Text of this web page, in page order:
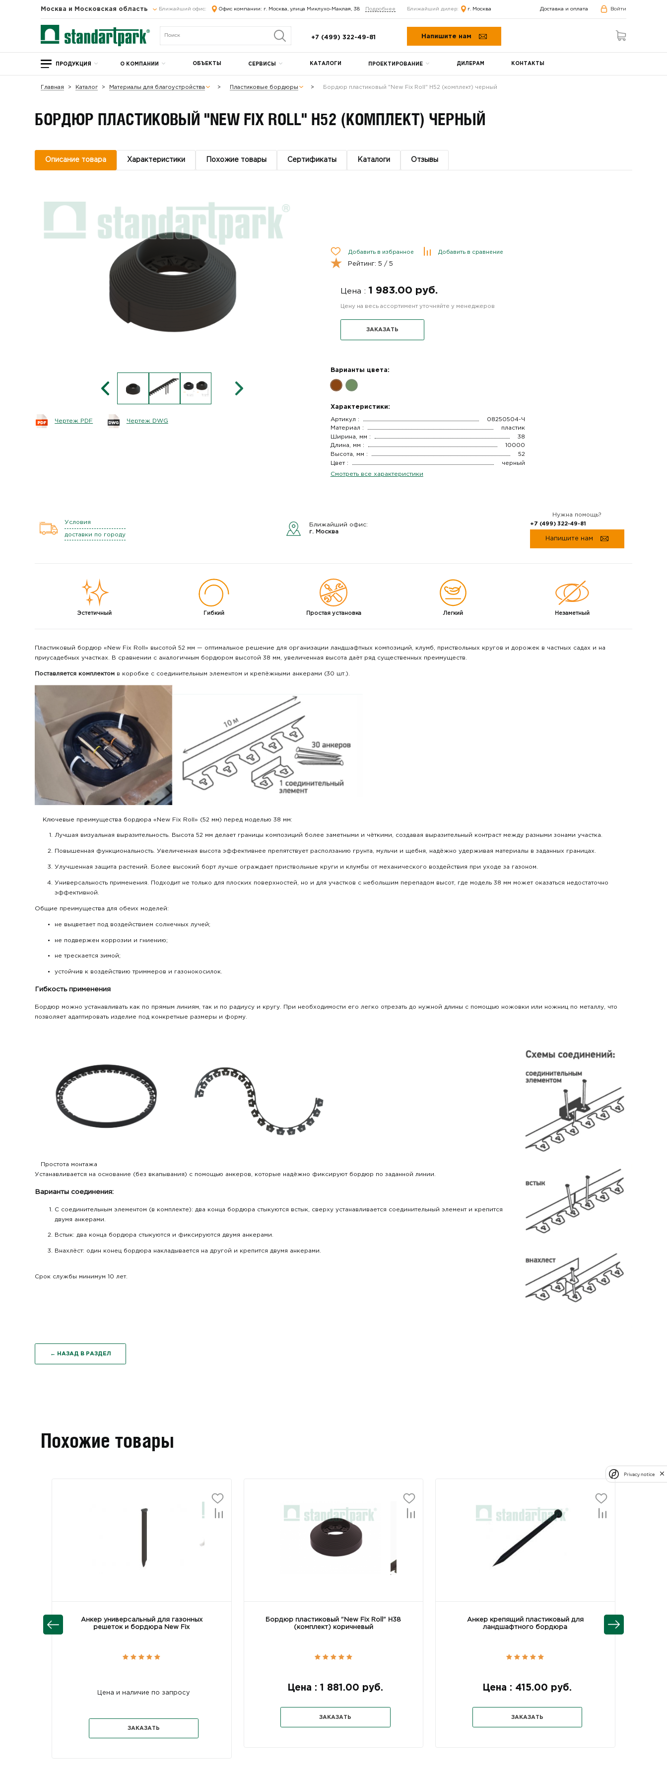
Москва и Московская область Ближайший офис: Офис компании: г. Москва, улица Миклухо-Маклая, 38 Подробнее Ближайший дилер: г. Москва Доставка и оплата Войти
+7 (499) 322-49-81 Напишите нам
ПРОДУКЦИЯ О КОМПАНИИ ОБЪЕКТЫ СЕРВИСЫ КАТАЛОГИ ПРОЕКТИРОВАНИЕ ДИЛЕРАМ КОНТАКТЫ
Главная Каталог Материалы для благоустройства Пластиковые бордюры Бордюр пластиковый "New Fix Roll" H52 (комплект) черный
БОРДЮР ПЛАСТИКОВЫЙ "NEW FIX ROLL" H52 (КОМПЛЕКТ) ЧЕРНЫЙ
Описание товара Характеристики Похожие товары Сертификаты Каталоги Отзывы
Чертеж PDF Чертеж DWG
Добавить в избранное Добавить в сравнение
Рейтинг: 5 / 5
Цена : 1 983.00 руб.
Цену на весь ассортимент уточняйте у менеджеров
ЗАКАЗАТЬ
Варианты цвета:
Характеристики:
Артикул :
08250504-Ч
Материал :
пластик
Ширина, мм :
38
Длина, мм :
10000
Высота, мм :
52
Цвет :
черный
Смотреть все характеристики
Условия
доставки по городу
Ближайший офис:
г. Москва
Нужна помощь?
+7 (499) 322-49-81
Напишите нам
Эстетичный Гибкий Простая установка Легкий Незаметный
Пластиковый бордюр «New Fix Roll» высотой 52 мм — оптимальное решение для организации ландшафтных композиций, клумб, приствольных кругов и дорожек в частных садах и на
приусадебных участках. В сравнении с аналогичным бордюром высотой 38 мм, увеличенная высота даёт ряд существенных преимуществ.
Поставляется комплектом в коробке с соединительным элементом и крепёжными анкерами (30 шт.).
Ключевые преимущества бордюра «New Fix Roll» (52 мм) перед моделью 38 мм:
Лучшая визуальная выразительность. Высота 52 мм делает границы композиций более заметными и чёткими, создавая выразительный контраст между разными зонами участка.
Повышенная функциональность. Увеличенная высота эффективнее препятствует расползанию грунта, мульчи и щебня, надёжно удерживая материалы в заданных границах.
Улучшенная защита растений. Более высокий борт лучше ограждает приствольные круги и клумбы от механического воздействия при уходе за газоном.
Универсальность применения. Подходит не только для плоских поверхностей, но и для участков с небольшим перепадом высот, где модель 38 мм может оказаться недостаточно
эффективной.
Общие преимущества для обеих моделей:
не выцветает под воздействием солнечных лучей;
не подвержен коррозии и гниению;
не трескается зимой;
устойчив к воздействию триммеров и газонокосилок.
Гибкость применения
Бордюр можно устанавливать как по прямым линиям, так и по радиусу и кругу. При необходимости его легко отрезать до нужной длины с помощью ножовки или ножниц по металлу, что
позволяет адаптировать изделие под конкретные размеры и форму.
Простота монтажа
Устанавливается на основание (без вкапывания) с помощью анкеров, которые надёжно фиксируют бордюр по заданной линии.
Варианты соединения:
С соединительным элементом (в комплекте): два конца бордюра стыкуются встык, сверху устанавливается соединительный элемент и крепится
двумя анкерами.
Встык: два конца бордюра стыкуются и фиксируются двумя анкерами.
Внахлёст: один конец бордюра накладывается на другой и крепится двумя анкерами.
Срок службы минимум 10 лет.
← НАЗАД В РАЗДЕЛ
Похожие товары
Анкер универсальный для газонных
решеток и бордюра New Fix
Цена и наличие по запросу
ЗАКАЗАТЬ
Бордюр пластиковый "New Fix Roll" H38
(комплект) коричневый
Цена : 1 881.00 руб.
ЗАКАЗАТЬ
Анкер крепящий пластиковый для
ландшафтного бордюра
Цена : 415.00 руб.
ЗАКАЗАТЬ
Privacy notice